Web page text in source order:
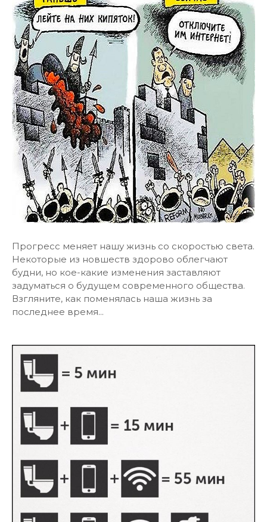
Прогресс меняет нашу жизнь со скоростью света.
Некоторые из новшеств здорово облегчают
будни, но кое-какие изменения заставляют
задуматься о будущем современного общества.
Взгляните, как поменялась наша жизнь за
последнее время...